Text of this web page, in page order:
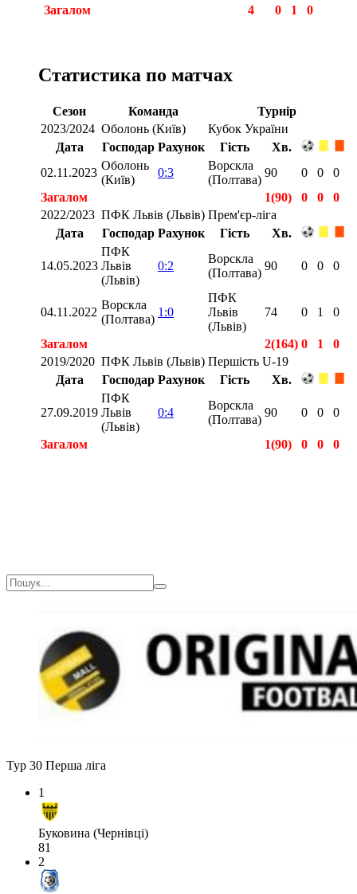
Загалом
4 0 1 0
Статистика по матчах
Сезон Команда
Турнір
2023/2024 Оболонь (Київ)
Кубок України
Дата
Господар Рахунок Гість
Хв.
02.11.2023
Оболонь
(Київ)
0:3
Ворскла
(Полтава)
90 0 0
0
Загалом
1(90) 0 0
0
2022/2023 ПФК Львів (Львів) Прем'єр-ліга
Дата
Господар Рахунок Гість Хв.
14.05.2023
ПФК
Львів
(Львів)
0:2
Ворскла
(Полтава)
90 0 0 0
04.11.2022
Ворскла
(Полтава)
1:0
ПФК
Львів
(Львів)
74 0 1 0
Загалом 2(164) 0 1
0
2019/2020 ПФК Львів (Львів) Першість U-19
Дата
Господар Рахунок Гість Хв.
27.09.2019
ПФК
Львів
(Львів)
0:4
Ворскла
(Полтава)
90 0 0 0
Загалом 1(90) 0 0
0
Тур 30 Перша ліга
1
Буковина (Чернівці)
81
2